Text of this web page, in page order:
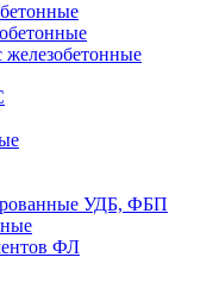
железобетонные
УДБ, ФБП
ФЛ